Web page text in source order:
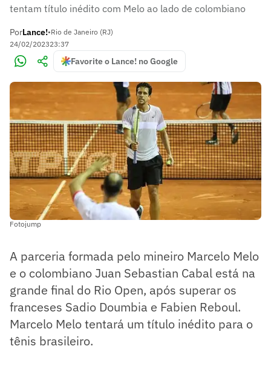
tentam título inédito com Melo ao lado de colombiano
PorLance!•Rio de Janeiro (RJ)
24/02/202323:37
Favorite o Lance! no Google
Fotojump
A parceria formada pelo mineiro Marcelo Melo
e o colombiano Juan Sebastian Cabal está na
grande final do Rio Open, após superar os
franceses Sadio Doumbia e Fabien Reboul.
Marcelo Melo tentará um título inédito para o
tênis brasileiro.